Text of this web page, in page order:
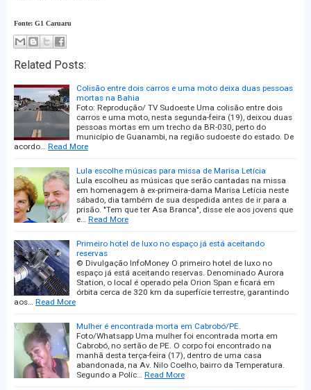
Fonte: G1 Caruaru
Related Posts:
Colisão entre dois carros e uma moto deixa duas pessoas
mortas na Bahia
Foto: Reprodução/ TV Sudoeste Uma colisão entre dois
carros e uma moto, nesta segunda-feira (19), deixou duas
pessoas mortas em um trecho da BR-030, perto do
município de Guanambi, na região sudoeste do estado. De
acordo… Read More
Lula escolhe músicas para missa de Marisa Letícia
Lula escolheu as músicas que serão cantadas na missa
em homenagem à ex-primeira-dama Marisa Letícia neste
sábado, dia também de sua despedida antes de ir para a
prisão. "Tem que ter Asa Branca", disse ele aos jovens que
e… Read More
Primeiro hotel de luxo no espaço já está aceitando
reservas
© Divulgação InfoMoney O primeiro hotel de luxo no
espaço já está aceitando reservas. Denominado Aurora
Station, o local é operado pela Orion Span e ficará em
órbita cerca de 320 km da superfície terrestre, garantindo
aos… Read More
Mulher é encontrada morta em Cabrobó/PE.
Foto/Whatsapp Uma mulher foi encontrada morta em
Cabrobó, no sertão de PE. O corpo foi encontrado na
manhã desta terça-feira (17), dentro de uma casa
abandonada, na Av. Nilo Coelho, bairro da Temperatura.
Segundo a Políc… Read More